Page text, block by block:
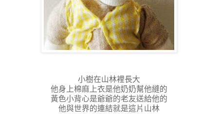
小樹在山林裡長大
他身上棉麻上衣是他奶奶幫他縫的
黃色小背心是爺爺的老友送給他的
他與世界的連結就是這片山林